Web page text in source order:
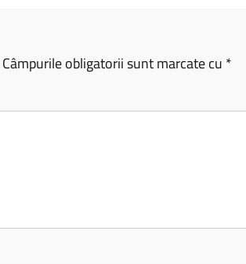
Câmpurile obligatorii sunt marcate cu *